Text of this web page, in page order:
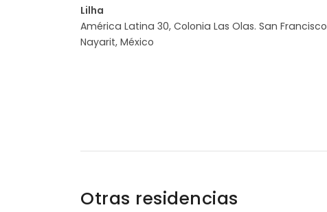
Lilha
América Latina 30, Colonia Las Olas. San Francisco
Nayarit, México
Otras residencias